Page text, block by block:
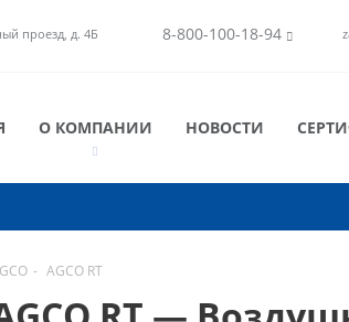
проезд, д. 4Б 8-800-100-18-94
О КОМПАНИИ НОВОСТИ
- AGCO RT